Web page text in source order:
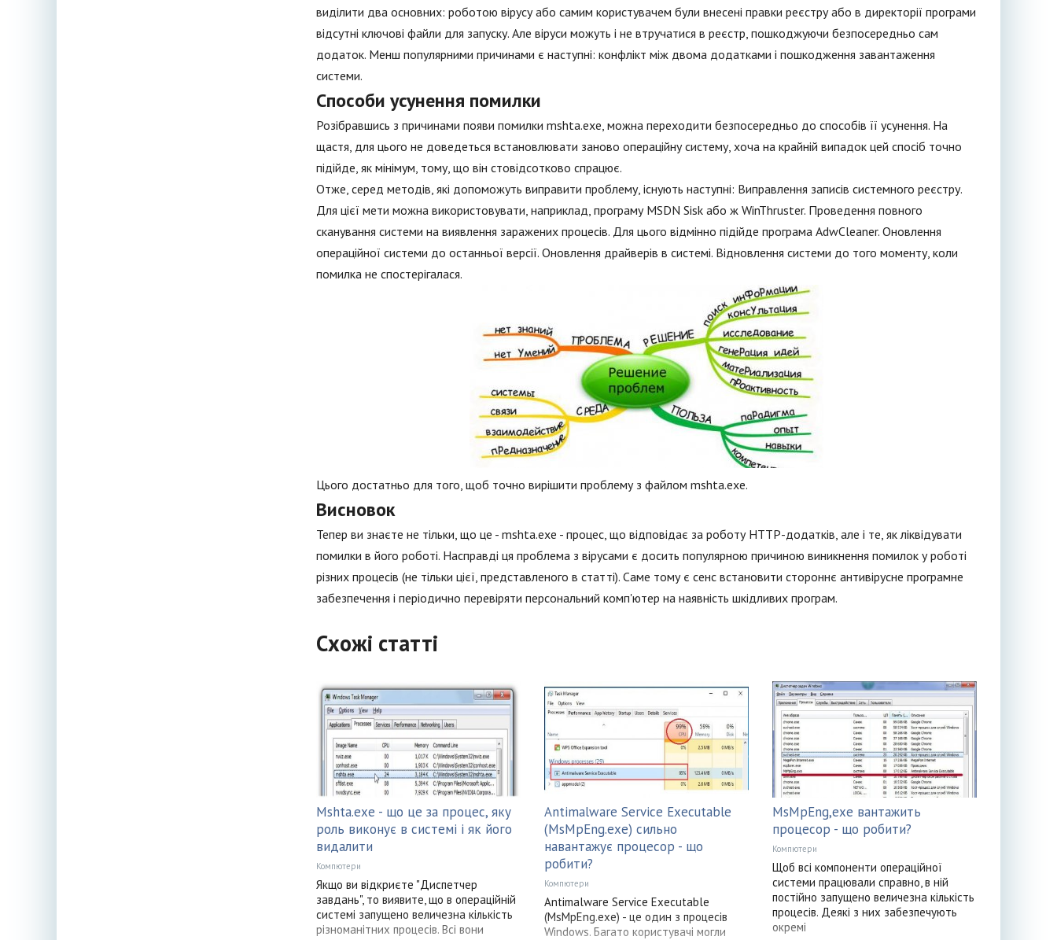
виділити два основних: роботою вірусу або самим користувачем були внесені правки реєстру або в директорії програми
відсутні ключові файли для запуску. Але віруси можуть і не втручатися в реєстр, пошкоджуючи безпосередньо сам
додаток. Менш популярними причинами є наступні: конфлікт між двома додатками і пошкодження завантаження
системи.
Способи усунення помилки
Розібравшись з причинами появи помилки mshta.exe, можна переходити безпосередньо до способів її усунення. На
щастя, для цього не доведеться встановлювати заново операційну систему, хоча на крайній випадок цей спосіб точно
підійде, як мінімум, тому, що він стовідсотково спрацює.
Отже, серед методів, які допоможуть виправити проблему, існують наступні: Виправлення записів системного реєстру.
Для цієї мети можна використовувати, наприклад, програму MSDN Sisk або ж WinThruster. Проведення повного
сканування системи на виявлення заражених процесів. Для цього відмінно підійде програма AdwCleaner. Оновлення
операційної системи до останньої версії. Оновлення драйверів в системі. Відновлення системи до того моменту, коли
помилка не спостерігалася.
Цього достатньо для того, щоб точно вирішити проблему з файлом mshta.exe.
Висновок
Тепер ви знаєте не тільки, що це - mshta.exe - процес, що відповідає за роботу HTTP-додатків, але і те, як ліквідувати
помилки в його роботі. Насправді ця проблема з вірусами є досить популярною причиною виникнення помилок у роботі
різних процесів (не тільки цієї, представленого в статті). Саме тому є сенс встановити стороннє антивірусне програмне
забезпечення і періодично перевіряти персональний комп'ютер на наявність шкідливих програм.
Схожі статті
Mshta.exe - що це за процес, яку
роль виконує в системі і як його
видалити
Компютери
Якщо ви відкриєте "Диспетчер
завдань", то виявите, що в операційній
системі запущено величезна кількість
різноманітних процесів. Всі вони
Antimalware Service Executable
(MsMpEng.exe) сильно
навантажує процесор - що
робити?
Компютери
Antimalware Service Executable
(MsMpEng.exe) - це один з процесів
Windows. Багато користувачі могли
MsMpEng,exe вантажить
процесор - що робити?
Компютери
Щоб всі компоненти операційної
системи працювали справно, в ній
постійно запущено величезна кількість
процесів. Деякі з них забезпечують
окремі